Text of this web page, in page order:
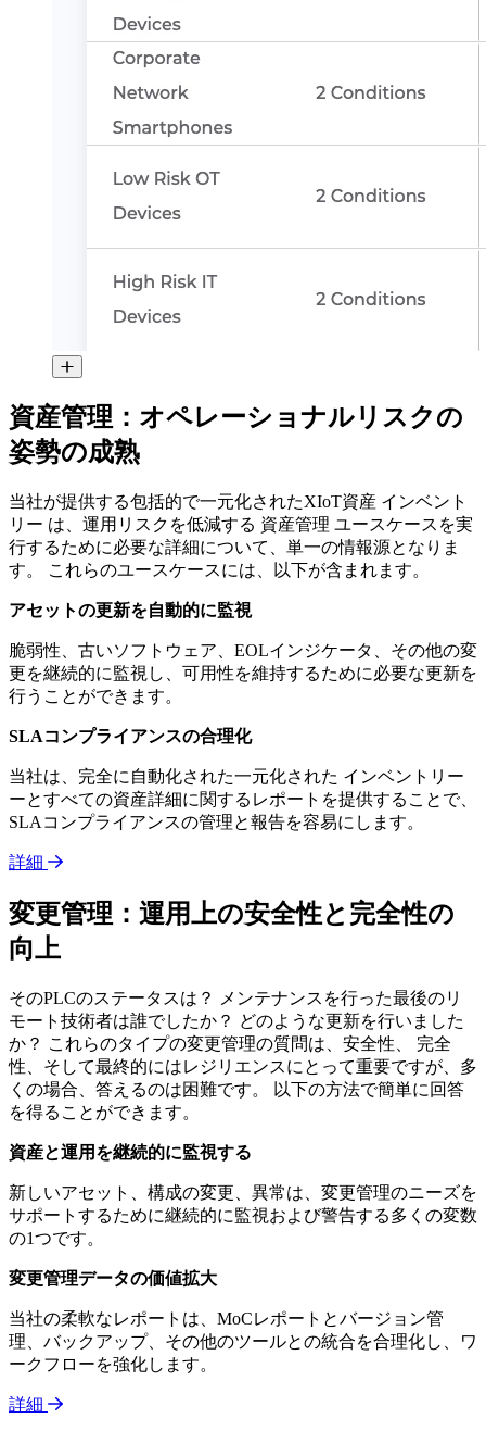
資産管理：オペレーショナルリスクの
姿勢の成熟
当社が提供する包括的で一元化されたXIoT資産 インベント
リー は、運用リスクを低減する 資産管理 ユースケースを実
行するために必要な詳細について、単一の情報源となりま
す。 これらのユースケースには、以下が含まれます。
アセットの更新を自動的に監視
脆弱性、古いソフトウェア、EOLインジケータ、その他の変
更を継続的に監視し、可用性を維持するために必要な更新を
行うことができます。
SLAコンプライアンスの合理化
当社は、完全に自動化された一元化された インベントリー
ーとすべての資産詳細に関するレポートを提供することで、
SLAコンプライアンスの管理と報告を容易にします。
詳細
変更管理：運用上の安全性と完全性の
向上
そのPLCのステータスは？ メンテナンスを行った最後のリ
モート技術者は誰でしたか？ どのような更新を行いました
か？ これらのタイプの変更管理の質問は、安全性、 完全
性、そして最終的にはレジリエンスにとって重要ですが、多
くの場合、答えるのは困難です。 以下の方法で簡単に回答
を得ることができます。
資産と運用を継続的に監視する
新しいアセット、構成の変更、異常は、変更管理のニーズを
サポートするために継続的に監視および警告する多くの変数
の1つです。
変更管理データの価値拡大
当社の柔軟なレポートは、MoCレポートとバージョン管
理、バックアップ、その他のツールとの統合を合理化し、ワ
ークフローを強化します。
詳細